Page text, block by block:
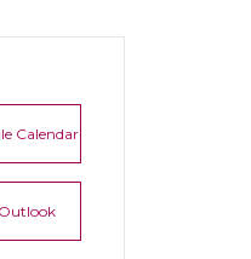
Calendar